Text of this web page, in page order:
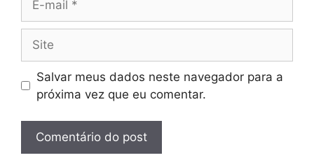
mail
Salvar meus dados neste navegador para a
próxima vez que eu comentar.